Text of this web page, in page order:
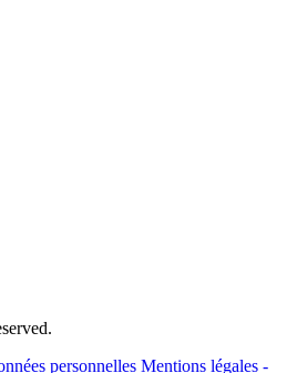
personnelles Mentions légales -